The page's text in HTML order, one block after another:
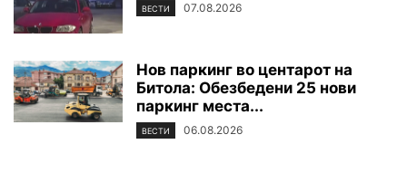
ВЕСТИ 07.08.2026
Нов паркинг во центарот на
Битола: Обезбедени 25 нови
паркинг места...
ВЕСТИ 06.08.2026